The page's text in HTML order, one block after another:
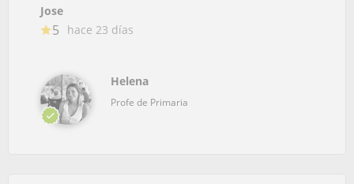
Jose
5 hace 23 días
Helena
Profe de Primaria